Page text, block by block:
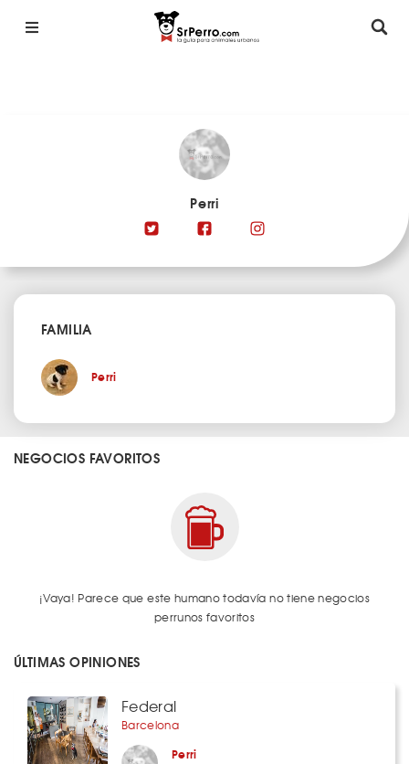
Perri
FAMILIA
Perri
NEGOCIOS FAVORITOS
¡Vaya! Parece que este humano todavía no tiene negocios
perrunos favoritos
ÚLTIMAS OPINIONES
Federal
Barcelona
Perri